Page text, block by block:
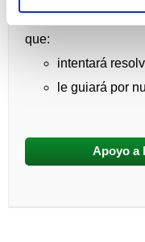
Será atendido por
que:
intentará
le guiará por
Apoyo a